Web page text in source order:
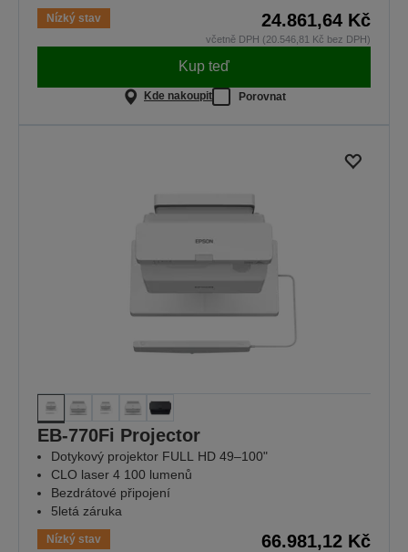
Nízký stav 24.861,64 Kč
včetně DPH (20.546,81 Kč bez DPH)
Kup teď
Kde nakoupit Porovnat
EB-770Fi Projector
Dotykový projektor FULL HD 49–100"
CLO laser 4 100 lumenů
Bezdrátové připojení
5letá záruka
Nízký stav 66.981,12 Kč